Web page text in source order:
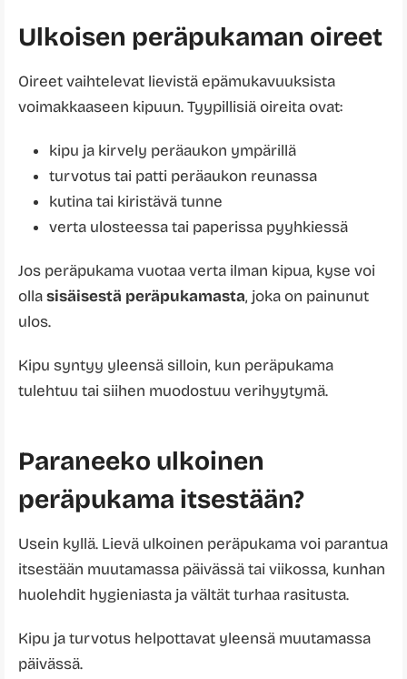
Ulkoisen peräpukaman oireet
Oireet vaihtelevat lievistä epämukavuuksista
voimakkaaseen kipuun. Tyypillisiä oireita ovat:
kipu ja kirvely peräaukon ympärillä
turvotus tai patti peräaukon reunassa
kutina tai kiristävä tunne
verta ulosteessa tai paperissa pyyhkiessä
Jos peräpukama vuotaa verta ilman kipua, kyse voi
ollasisäisestä peräpukamasta, joka on painunut
ulos.
Kipu syntyy yleensä silloin, kun peräpukama
tulehtuu tai siihen muodostuu verihyytymä.
Paraneeko ulkoinen
peräpukama itsestään?
Usein kyllä. Lievä ulkoinen peräpukama voi parantua
itsestään muutamassa päivässä tai viikossa, kunhan
huolehdit hygieniasta ja vältät turhaa rasitusta.
Kipu ja turvotus helpottavat yleensä muutamassa
päivässä.